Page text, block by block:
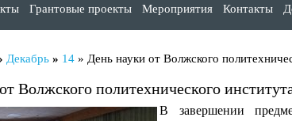
Грантовые проекты Мероприятия Контакты
Декабрь » 14 » День науки от Волжского
Волжского политехнического
В завершении